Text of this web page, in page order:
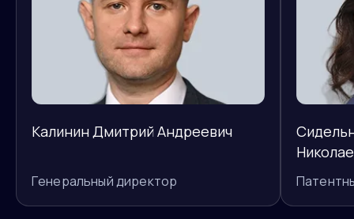
Калинин Дмитрий Андреевич
Генеральный директор